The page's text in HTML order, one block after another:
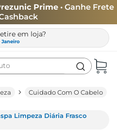
Prime • Ganhe Frete
em loja?
Janeiro
Cuidado Com O Cabelo
Limpeza Diária Frasco